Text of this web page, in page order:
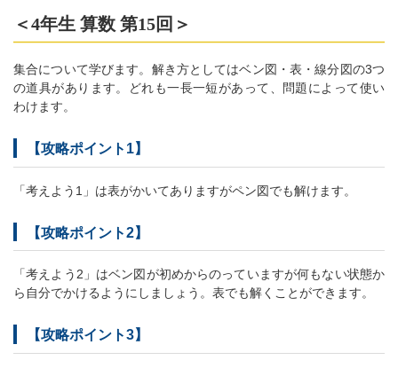
＜4年生 算数 第15回＞
集合について学びます。解き方としてはベン図・表・線分図の3つ
の道具があります。どれも一長一短があって、問題によって使い
わけます。
【攻略ポイント1】
「考えよう1」は表がかいてありますがペン図でも解けます。
【攻略ポイント2】
「考えよう2」はベン図が初めからのっていますが何もない状態か
ら自分でかけるようにしましょう。表でも解くことができます。
【攻略ポイント3】